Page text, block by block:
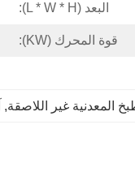
البعد (L * W * H):
قوة المحرك (kW):
المعدنية غير اللاصقة,